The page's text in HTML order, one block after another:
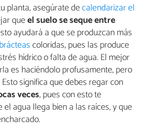
planta, asegúrate decalendarizar el
queel suelo se seque entre
ayudará a que se produzcan más
brácteascoloridas, pues las produce
hídrico o falta de agua. El mejor
es haciéndolo profusamente, pero
significa que debes regar con
veces, pues con esto te
agua llega bien a las raíces, y que